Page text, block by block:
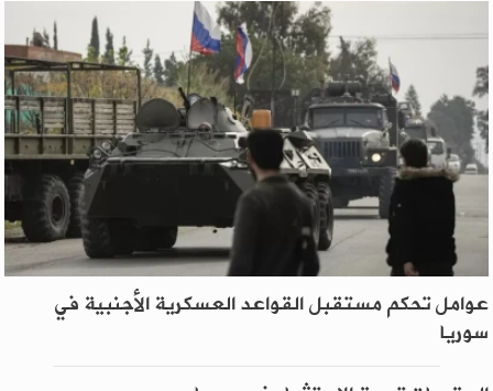
عوامل تحكم مستقبل القواعد العسكرية الأجنبية في
سوريا